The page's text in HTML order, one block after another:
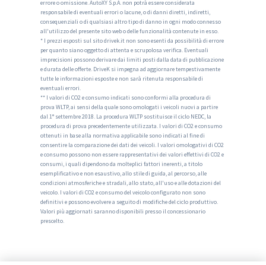
errore o omissione. AutoXY S.p.A. non potrà essere considerata
responsabile di eventuali errori o lacune, o di danni diretti, indiretti,
consequenziali o di qualsiasi altro tipo di danno in ogni modo connesso
all'utilizzo del presente sito web o delle funzionalità contenute in esso.
* I prezzi esposti sul sito drivek.it non sono esenti da possibilità di errore
per quanto siano oggetto di attenta e scrupolosa verifica. Eventuali
imprecisioni possono derivare dai limiti posti dalla data di pubblicazione
e durata delle offerte. DriveK si impegna ad aggiornare tempestivamente
tutte le informazioni esposte e non sarà ritenuta responsabile di
eventuali errori.
** I valori di CO2 e consumo indicati sono conformi alla procedura di
prova WLTP, ai sensi della quale sono omologati i veicoli nuovi a partire
dal 1° settembre 2018. La procedura WLTP sostituisce il ciclo NEDC, la
procedura di prova precedentemente utilizzata. I valori di CO2 e consumo
ottenuti in base alla normativa applicabile sono indicati al fine di
consentire la comparazione dei dati dei veicoli. I valori omologativi di CO2
e consumo possono non essere rappresentativi dei valori effettivi di CO2 e
consumi, i quali dipendono da molteplici fattori inerenti, a titolo
esemplificativo e non esaustivo, allo stile di guida, al percorso, alle
condizioni atmosferiche e stradali, allo stato, all'uso e alle dotazioni del
veicolo. I valori di CO2 e consumo del veicolo configurato non sono
definitivi e possono evolvere a seguito di modifiche del ciclo produttivo.
Valori più aggiornati saranno disponibili presso il concessionario
prescelto.